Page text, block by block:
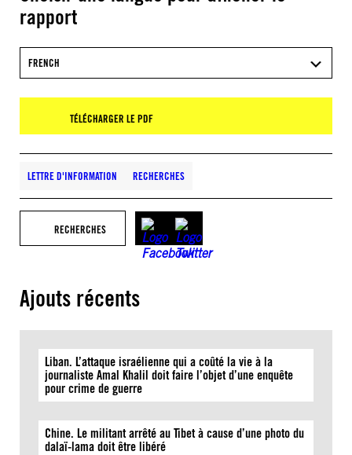
rapport
FRENCH
TÉLÉCHARGER LE PDF
LETTRE D'INFORMATION RECHERCHES
RECHERCHES
Ajouts récents
Liban. L’attaque israélienne qui a coûté la vie à la
journaliste Amal Khalil doit faire l’objet d’une enquête
pour crime de guerre
Chine. Le militant arrêté au Tibet à cause d’une photo du
dalaï-lama doit être libéré